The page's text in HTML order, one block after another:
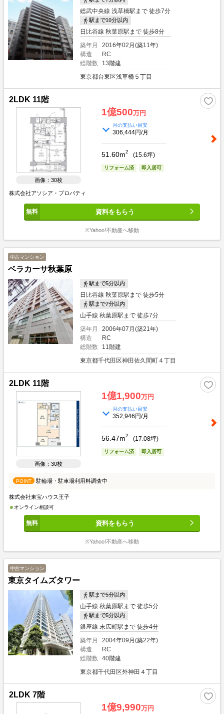
総武中央線 浅草橋駅まで 徒歩7分
駅まで10分以内
日比谷線 秋葉原駅まで 徒歩8分
築年月
2016年02月(築11年)
構造
RC
総階数
13階建
東京都台東区浅草橋５丁目
2LDK 11階
画像：30枚
1億500万円
月の支払い目安
306,444円/月
51.60m2 (15.6坪)
リフォーム済 即入居可
株式会社アソシア・プロパティ
資料をもらう
※Yahoo!不動産へ移動
中古マンション
ベラカーサ秋葉原
駅まで5分以内
日比谷線 秋葉原駅まで 徒歩5分
駅まで7分以内
山手線 秋葉原駅まで 徒歩7分
築年月
2006年07月(築21年)
構造
RC
総階数
11階建
東京都千代田区神田佐久間町４丁目
2LDK 11階
画像：30枚
1億1,900万円
月の支払い目安
352,946円/月
56.47m2 (17.08坪)
リフォーム済 即入居可
POINT 駐輪場・駐車場利用料調査中
株式会社東宝ハウス王子
オンライン相談可
資料をもらう
※Yahoo!不動産へ移動
中古マンション
東京タイムズタワー
駅まで5分以内
山手線 秋葉原駅まで 徒歩5分
駅まで5分以内
銀座線 末広町駅まで 徒歩4分
築年月
2004年09月(築22年)
構造
RC
総階数
40階建
東京都千代田区外神田４丁目
2LDK 7階
1億9,990万円